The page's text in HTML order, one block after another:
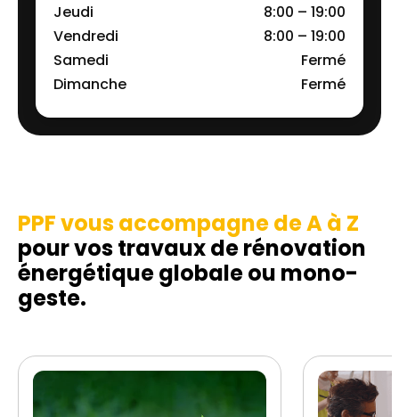
Jeudi
8:00 – 19:00
Vendredi
8:00 – 19:00
Samedi
Fermé
Dimanche
Fermé
PPF vous accompagne de A à Z
pour vos travaux de rénovation
énergétique globale ou mono-
geste.